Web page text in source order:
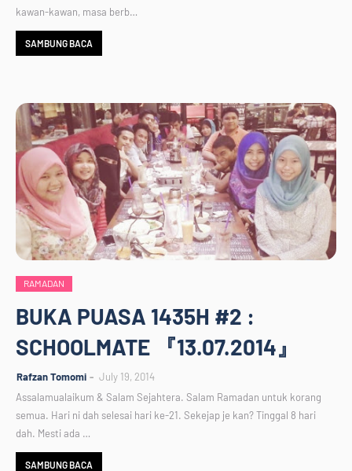
kawan-kawan, masa berb…
SAMBUNG BACA
RAMADAN
BUKA PUASA 1435H #2 :
SCHOOLMATE 『13.07.2014』
Rafzan Tomomi
July 19, 2014
Assalamualaikum & Salam Sejahtera. Salam Ramadan untuk korang
semua. Hari ni dah selesai hari ke-21. Sekejap je kan? Tinggal 8 hari
dah. Mesti ada …
SAMBUNG BACA